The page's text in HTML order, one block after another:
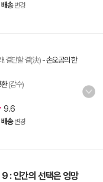
송 변경
결단할 결(決)-손오공의 한
(감수)
9.6
송 변경
: 인간의 선택은 엉망